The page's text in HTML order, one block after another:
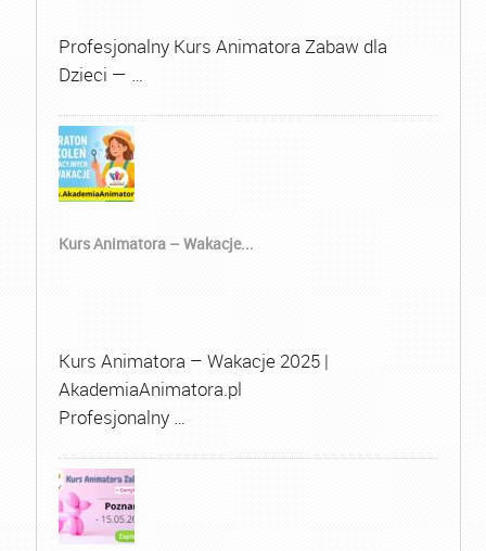
Profesjonalny Kurs Animatora Zabaw dla
Dzieci — …
Kurs Animatora – Wakacje...
Kurs Animatora – Wakacje 2025 |
AkademiaAnimatora.pl
Profesjonalny …